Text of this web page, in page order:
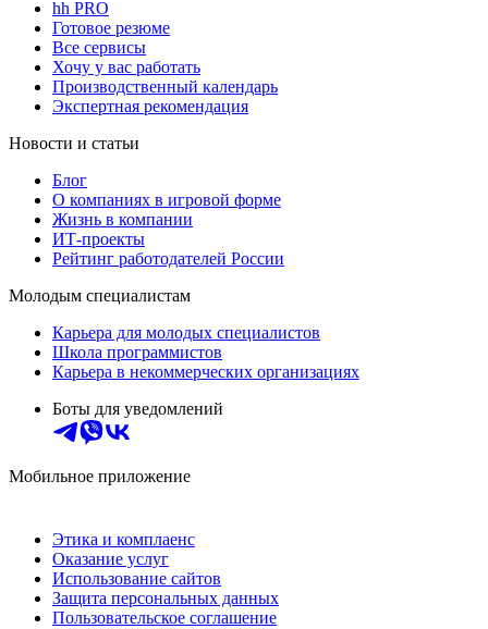
hh PRO
Готовое резюме
Все сервисы
Хочу у вас работать
Производственный календарь
Экспертная рекомендация
Новости и статьи
Блог
О компаниях в игровой форме
Жизнь в компании
ИТ-проекты
Рейтинг работодателей России
Молодым специалистам
Карьера для молодых специалистов
Школа программистов
Карьера в некоммерческих организациях
Боты для уведомлений
Мобильное приложение
Этика и комплаенс
Оказание услуг
Использование сайтов
Защита персональных данных
Пользовательское соглашение